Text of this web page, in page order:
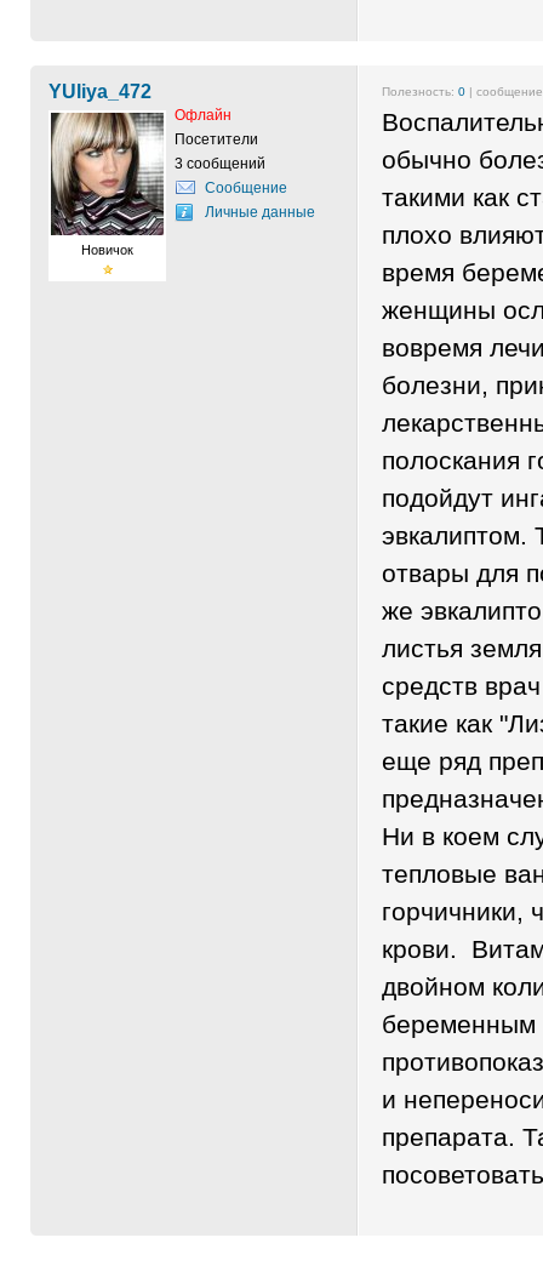
YUliya_472
Новичок
Офлайн
Посетители
3 сообщений
Сообщение
Личные данные
Полезность: 0 |
обычно
такими как
плохо
время
женщины
вовремя
болезни,
полоскания
подойдут
эвкалиптом.
отвары для
же
листья
средств
такие как
еще ряд
Ни в коем
тепловые
горчичники,
крови.
двойном
беременным
и
препарата.